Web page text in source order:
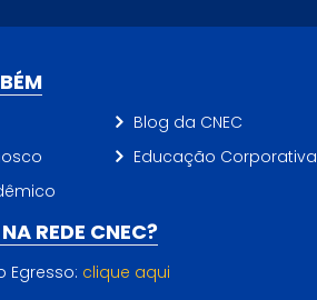
Blog da CNEC
Educação Corporativa
REDE CNEC?
Egresso: clique aqui